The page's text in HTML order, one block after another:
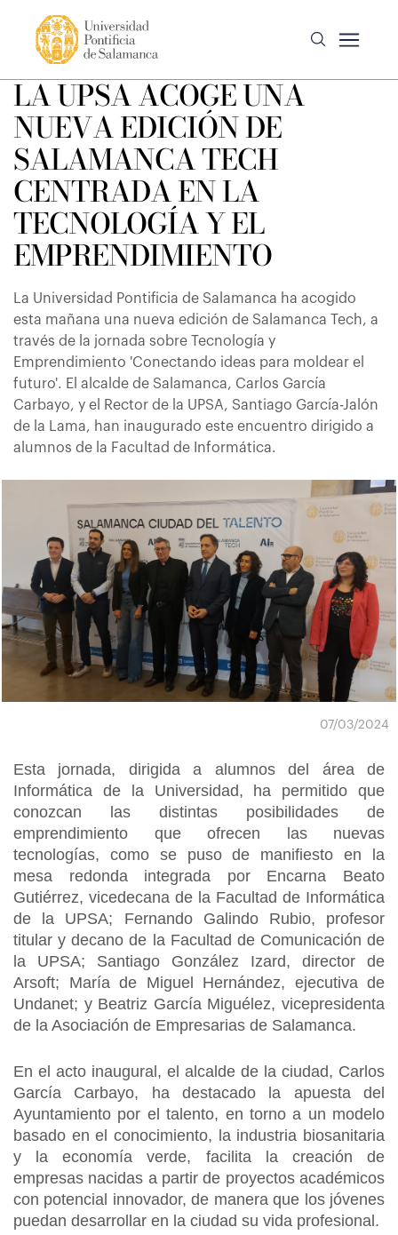
LA UPSA ACOGE UNA
NUEVA EDICIÓN DE
SALAMANCA TECH
CENTRADA EN LA
TECNOLOGÍA Y EL
EMPRENDIMIENTO
La Universidad Pontificia de Salamanca ha acogido
esta mañana una nueva edición de Salamanca Tech, a
través de la jornada sobre Tecnología y
Emprendimiento 'Conectando ideas para moldear el
futuro'. El alcalde de Salamanca, Carlos García
Carbayo, y el Rector de la UPSA, Santiago García-Jalón
de la Lama, han inaugurado este encuentro dirigido a
alumnos de la Facultad de Informática.
07/03/2024
Esta jornada, dirigida a alumnos del área de
Informática de la Universidad, ha permitido que
conozcan las distintas posibilidades de
emprendimiento que ofrecen las nuevas
tecnologías, como se puso de manifiesto en la
mesa redonda integrada por Encarna Beato
Gutiérrez, vicedecana de la Facultad de Informática
de la UPSA; Fernando Galindo Rubio, profesor
titular y decano de la Facultad de Comunicación de
la UPSA; Santiago González Izard, director de
Arsoft; María de Miguel Hernández, ejecutiva de
Undanet; y Beatriz García Miguélez, vicepresidenta
de la Asociación de Empresarias de Salamanca.
En el acto inaugural, el alcalde de la ciudad, Carlos
García Carbayo, ha destacado la apuesta del
Ayuntamiento por el talento, en torno a un modelo
basado en el conocimiento, la industria biosanitaria
y la economía verde, facilita la creación de
empresas nacidas a partir de proyectos académicos
con potencial innovador, de manera que los jóvenes
puedan desarrollar en la ciudad su vida profesional.